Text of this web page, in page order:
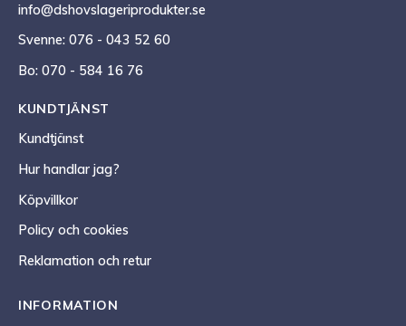
info@dshovslageriprodukter.se
Svenne: 076 - 043 52 60
Bo: 070 - 584 16 76
KUNDTJÄNST
Kundtjänst
Hur handlar jag?
Köpvillkor
Policy och cookies
Reklamation och retur
INFORMATION